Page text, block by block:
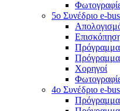
5o Συνέδριο e-
Χορηγοί
4o Συνέδριο e-
Πρόγραμμα